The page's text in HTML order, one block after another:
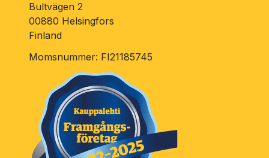
Bultvägen 2
00880 Helsingfors
Finland
Momsnummer: FI21185745